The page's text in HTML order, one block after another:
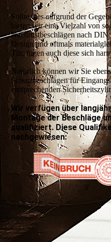
Sollte dies aufgrund der
bieten wir eine Vielzahl von
Nachrüstbeschlägen nach
Design und oftmals
Tür, fügen auch diese sich
Natürlich können wir Sie
Schutzbeschlägen für
entsprechenden
Wir verfügen über
Montage der Beschläge
qualifiziert. Diese
nachgewiesen: